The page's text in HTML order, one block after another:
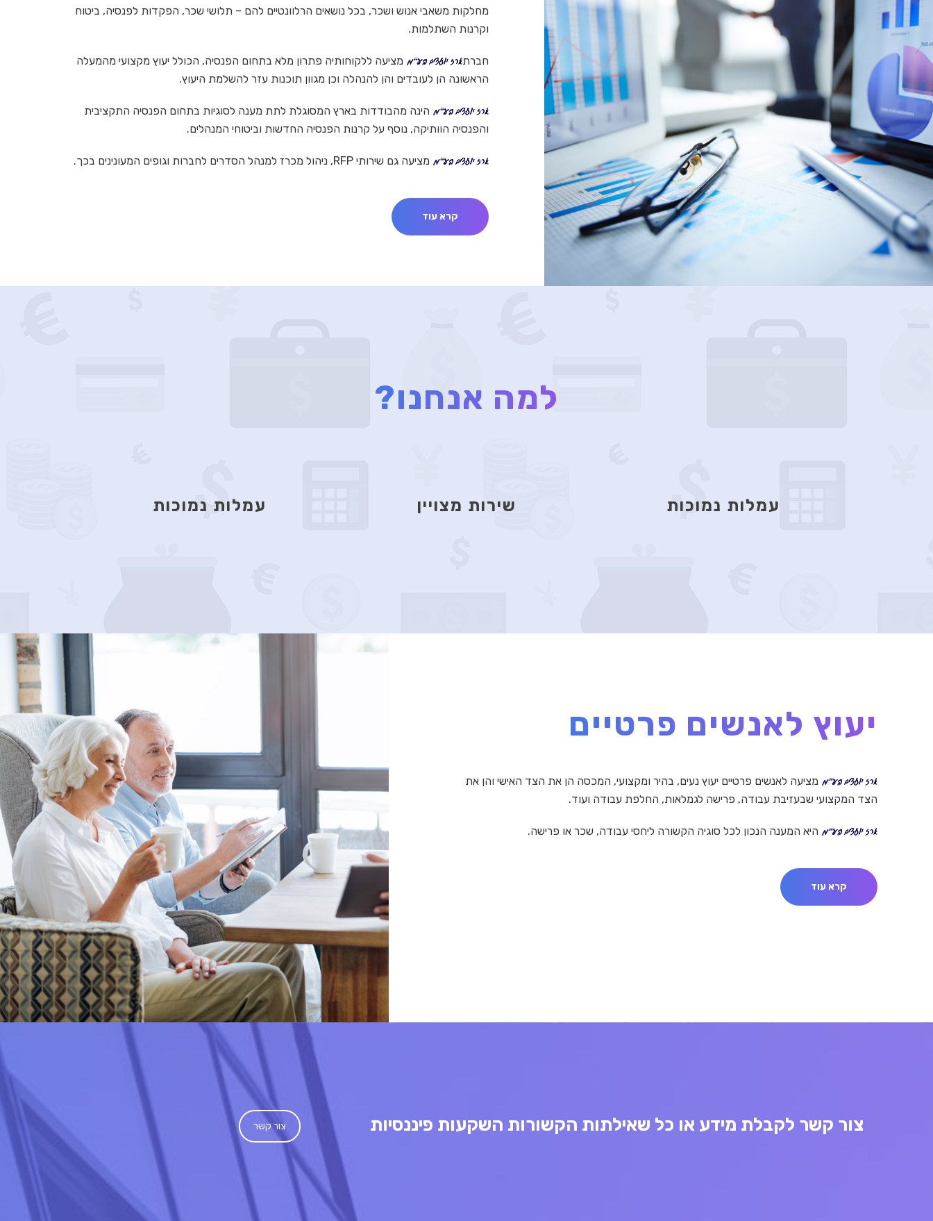
מחלקות משאבי אנוש ושכר, בכל נושאים הרלוונטיים להם – תלושי שכר, הפקדות לפנסיה, ביטוח
וקרנות השתלמות.
חברת
מציעה ללקוחותיה פתרון מלא בתחום הפנסיה, הכולל יעוץ מקצועי מהמעלה
הראשונה הן לעובדים והן להנהלה וכן מגוון תוכנות עזר להשלמת היעוץ.
הינה מהבודדות בארץ המסוגלת לתת מענה לסוגיות בתחום הפנסיה התקציבית
והפנסיה הוותיקה, נוסף על קרנות הפנסיה החדשות וביטוחי המנהלים.
מציעה גם שירותי RFP, ניהול מכרז למנהל הסדרים לחברות וגופים המעונינים בכך.
קרא עוד
למה אנחנו?
עמלות נמוכות שירות מצויין עמלות נמוכות
יעוץ לאנשים פרטיים
מציעה לאנשים פרטיים יעוץ נעים, בהיר ומקצועי, המכסה הן את הצד האישי והן את
הצד המקצועי שבעזיבת עבודה, פרישה לגמלאות, החלפת עבודה ועוד.
היא המענה הנכון לכל סוגיה הקשורה ליחסי עבודה, שכר או פרישה.
קרא עוד
צור קשר צור קשר לקבלת מידע או כל שאילתות הקשורות השקעות פיננסיות